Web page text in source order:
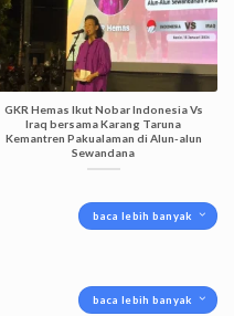
GKR Hemas Ikut Nobar Indonesia Vs
Iraq bersama Karang Taruna
Kemantren Pakualaman di Alun-alun
Sewandana
baca lebih banyak
baca lebih banyak